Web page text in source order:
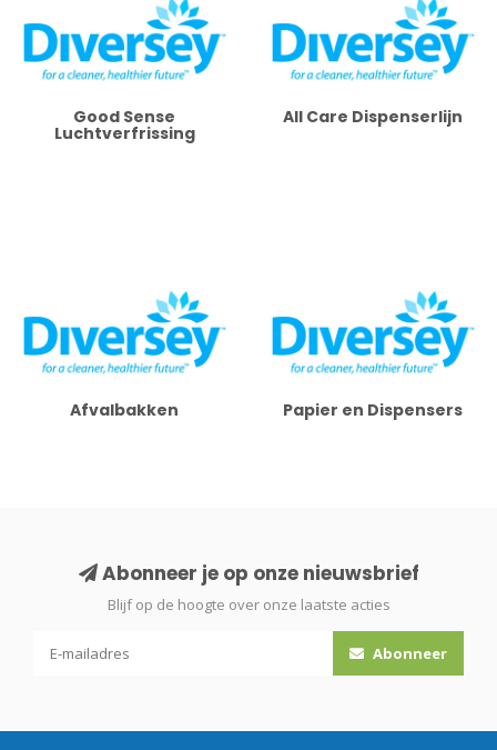
Good Sense
Luchtverfrissing
All Care Dispenserlijn
Afvalbakken Papier en Dispensers
Abonneer je op onze nieuwsbrief
Blijf op de hoogte over onze laatste acties
Abonneer